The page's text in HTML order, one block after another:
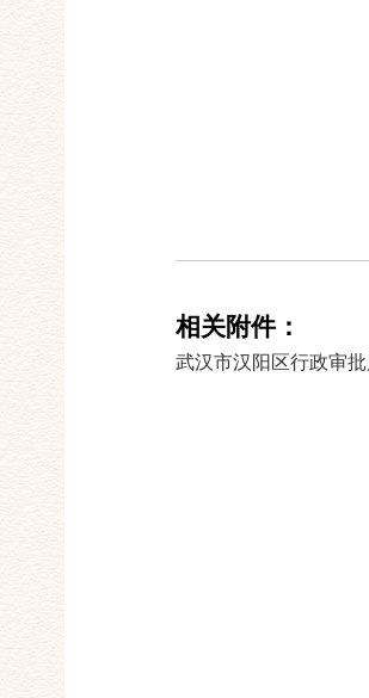
相关附件：
武汉市汉阳区行政审